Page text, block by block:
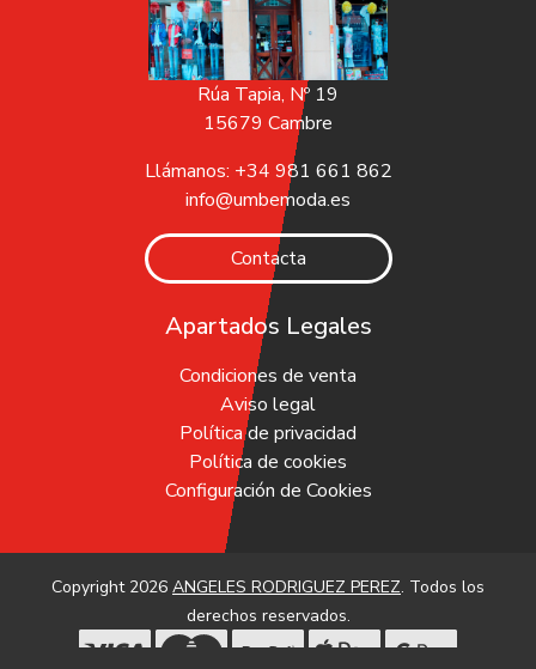
Rúa Tapia, Nº 19
15679 Cambre
Llámanos: +34 981 661 862
info@umbemoda.es
Contacta
Apartados Legales
Condiciones de venta
Aviso legal
Política de privacidad
Política de cookies
Configuración de Cookies
Copyright 2026 ANGELES RODRIGUEZ PEREZ. Todos los
derechos reservados.